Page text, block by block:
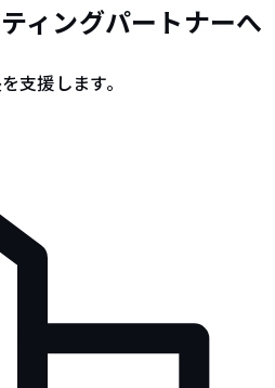
ィングパートナーへ
支援します。